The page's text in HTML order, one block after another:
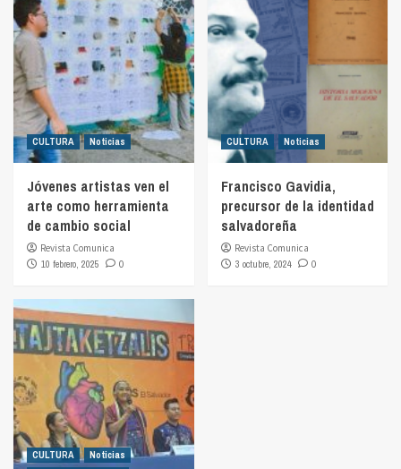
CULTURA Noticias
Jóvenes artistas ven el
arte como herramienta
de cambio social
Revista Comunica
10 febrero, 2025
0
CULTURA Noticias
Francisco Gavidia,
precursor de la identidad
salvadoreña
Revista Comunica
3 octubre, 2024
0
CULTURA
Noticias